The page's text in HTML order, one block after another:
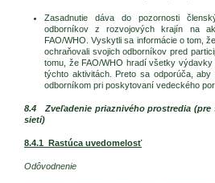
Zasadnutie dáva do pozornosti
odborníkov z rozvojových krajín na
FAO/WHO. Vyskytli sa informácie o tom,
ochraňovali svojich odborníkov pred
tomu, že FAO/WHO hradí všetky
týchto aktivitách. Preto sa odporúča,
odborníkom pri poskytovaní vedeckého
8.4 Zveľadenie priaznivého prostredia (pre
sietí)
8.4.1 Rastúca uvedomelosť
Odôvodnenie